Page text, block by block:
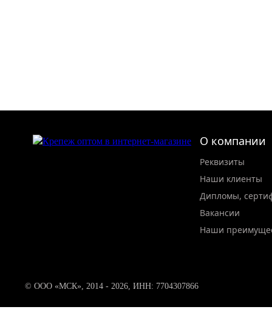
О компании
Реквизиты
Наши клиенты
Дипломы,
Вакансии
Наши
© ООО «МСК», 2014 - 2026, ИНН: 7704307866